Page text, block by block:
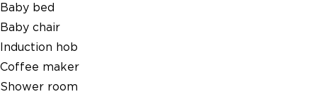
Baby bed
Baby chair
Induction hob
Coffee maker
Shower room